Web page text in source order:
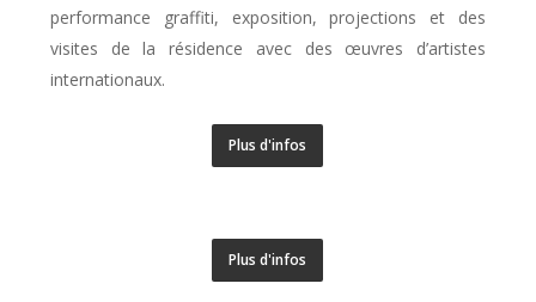
performance graffiti, exposition, projections et des
visites de la résidence avec des œuvres d’artistes
internationaux.
Plus d'infos
Plus d'infos